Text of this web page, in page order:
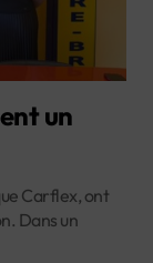
un
Carflex, ont
Dans un